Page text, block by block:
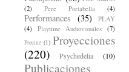
(2)
Pere Portabella (4)
Performances (35)
PLAY
(4)
Playtime Audiovisuales (7)
Precine (1) Proyecciones
(220)
Psychedelia (10)
Publicaciones